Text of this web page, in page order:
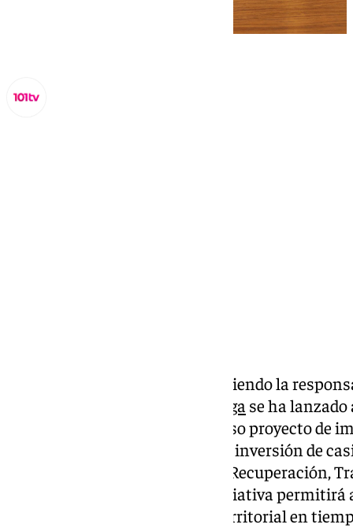
Mientras la tecnología va asumiendo la
Diputación de Málaga se ha
administrativa con un ambicioso proyecto de
en 95 municipios, gracias a una inversión de
de fondos europeos del Plan de Recuperación,
(Next Generation EU). Esta iniciativa
la información poblacional y territorial en